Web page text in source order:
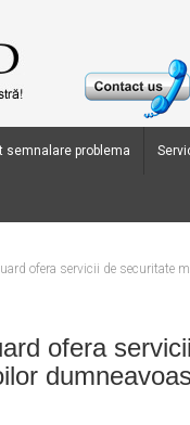
semnalare problema
ofera servicii de securitate
ofera